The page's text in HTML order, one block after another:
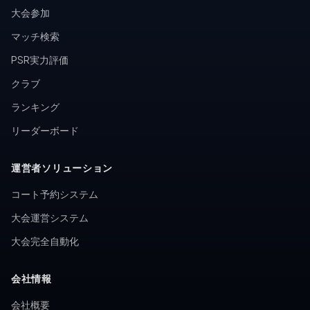
大会参加
マッチ検索
PSR実力評価
クラブ
ランキング
リーダーボード
運営者ソリューション
コート予約システム
大会運営システム
大会完全自動化
会社情報
会社概要